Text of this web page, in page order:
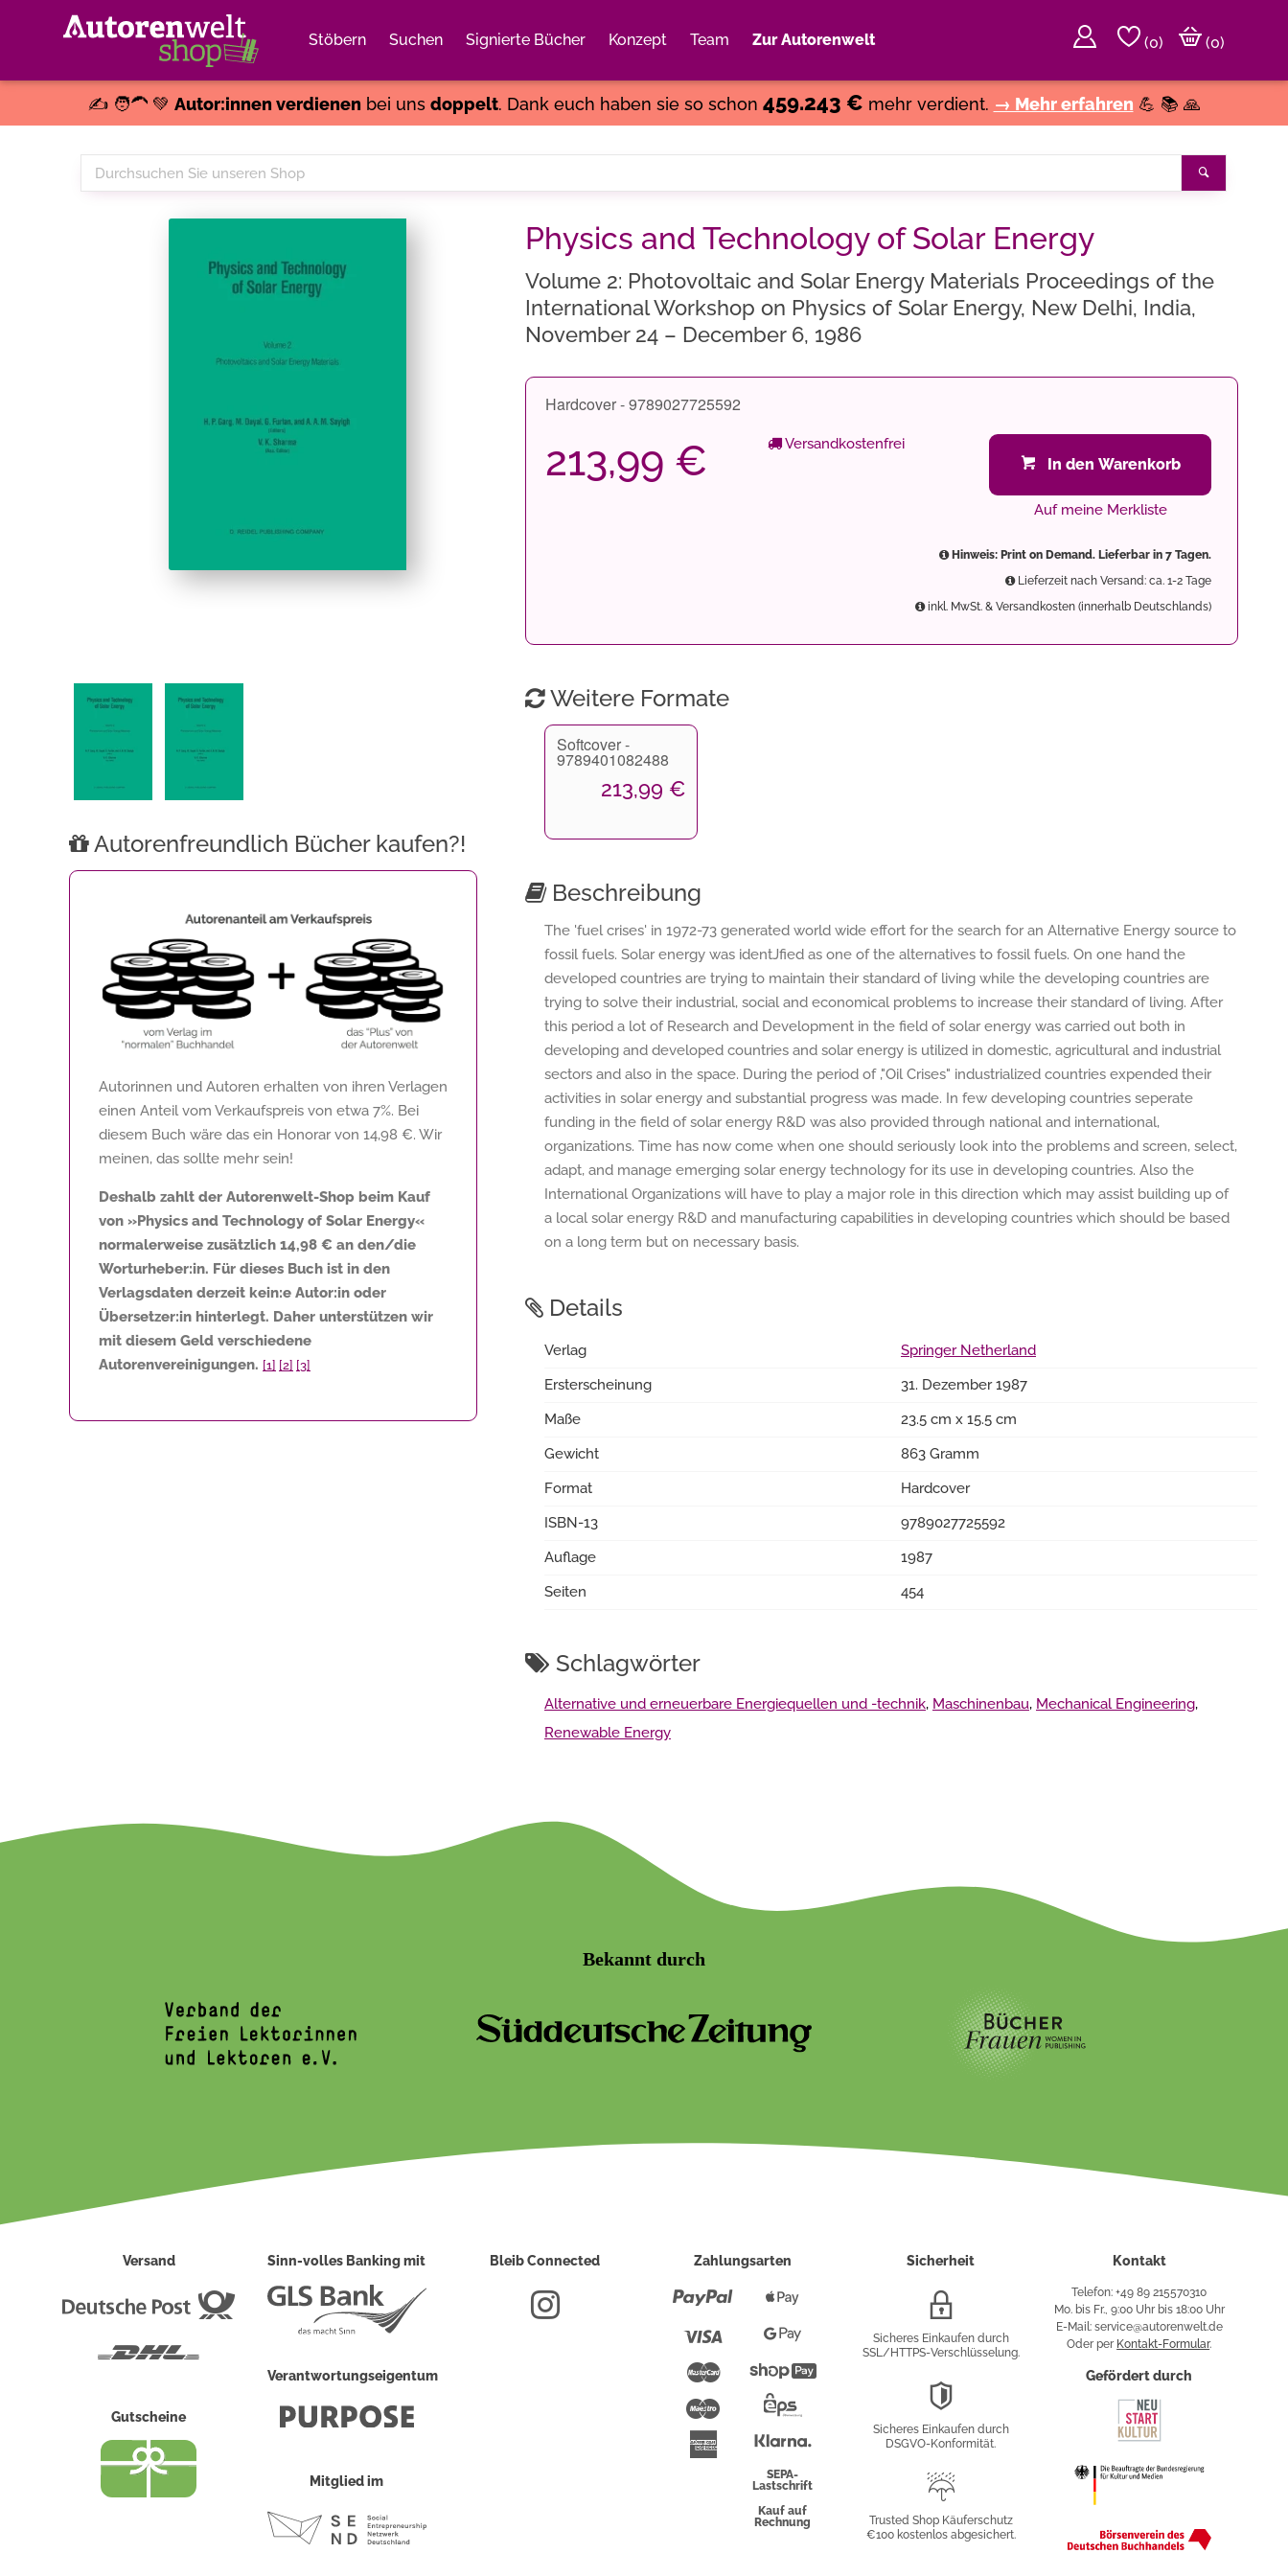
Stöbern Suchen Signierte Bücher Konzept Team Zur Autorenwelt (0)
(0)
✍️ 🧑‍🦱 💚 Autor:innen verdienenbei uns doppelt. Dank euch haben sie so schon 459.243 € mehr verdient. → Mehr erfahren 💪 📚 🙏
Durchsuchen
Sie
Physics and Technology of Solar Energy
Volume 2: Photovoltaic and Solar Energy Materials Proceedings of the
International Workshop on Physics of Solar Energy, New Delhi, India,
November 24 – December 6, 1986
Hardcover - 9789027725592
213,99 € Versandkostenfrei
In den Warenkorb
Auf meine Merkliste
Hinweis: Print on Demand. Lieferbar in 7 Tagen.
Lieferzeit nach Versand: ca. 1-2 Tage
inkl. MwSt. & Versandkosten (innerhalb Deutschlands)
Autorenfreundlich Bücher kaufen?!
Autorinnen und Autoren erhalten von ihren Verlagen
einen Anteil vom Verkaufspreis von etwa 7%. Bei
diesem Buch wäre das ein Honorar von 14,98 €. Wir
meinen, das sollte mehr sein!
Deshalb zahlt der Autorenwelt-Shop beim Kauf
von »Physics and Technology of Solar Energy«
normalerweise zusätzlich 14,98 € an den/die
Worturheber:in. Für dieses Buch ist in den
Verlagsdaten derzeit kein:e Autor:in oder
Übersetzer:in hinterlegt. Daher unterstützen wir
mit diesem Geld verschiedene
Autorenvereinigungen. [1] [2] [3]
Weitere Formate
Softcover -
9789401082488
213,99 €
Beschreibung
The 'fuel crises' in 1972-73 generated world wide effort for the search for an Alternative Energy source to
fossil fuels. Solar energy was identJfied as one of the alternatives to fossil fuels. On one hand the
developed countries are trying to maintain their standard of living while the developing countries are
trying to solve their industrial, social and economical problems to increase their standard of living. After
this period a lot of Research and Development in the field of solar energy was carried out both in
developing and developed countries and solar energy is utilized in domestic, agricultural and industrial
sectors and also in the space. During the period of ,"Oil Crises" industrialized countries expended their
activities in solar energy and substantial progress was made. In few developing countries seperate
funding in the field of solar energy R&D was also provided through national and international,
organizations. Time has now come when one should seriously look into the problems and screen, select,
adapt, and manage emerging solar energy technology for its use in developing countries. Also the
International Organizations will have to play a major role in this direction which may assist building up of
a local solar energy R&D and manufacturing capabilities in developing countries which should be based
on a long term but on necessary basis.
Details
Verlag
Springer Netherland
Ersterscheinung
31. Dezember 1987
Maße
23.5 cm x 15.5 cm
Gewicht
863 Gramm
Format
Hardcover
ISBN-13
9789027725592
Auflage
1987
Seiten
454
Schlagwörter
Alternative und erneuerbare Energiequellen und -technik, Maschinenbau, Mechanical Engineering,
Renewable Energy
Bekannt durch
Versand
Deutsche
Gutscheine
Sinn-volles Banking mit
Verantwortungseigentum
Mitglied im
Bleib Connected Zahlungsarten
Paypal
Mastercard
Maestro
American
Express
Pay
PayShopify
Überweisung
SEPA-
Lastschrift
Kauf auf
Rechnung
Sicherheit
Verschlüsselung
Sicheres Einkaufen durch
SSL/HTTPS-Verschlüsselung.
Sicheres Einkaufen durch
DSGVO-Konformität.
Käuferschutz
Trusted Shop Käuferschutz
€100 kostenlos abgesichert.
Kontakt
Telefon: +49 89 215570310
Mo. bis Fr., 9:00 Uhr bis 18:00 Uhr
E-Mail: service@autorenwelt.de
Oder per Kontakt-Formular.
Gefördert durch